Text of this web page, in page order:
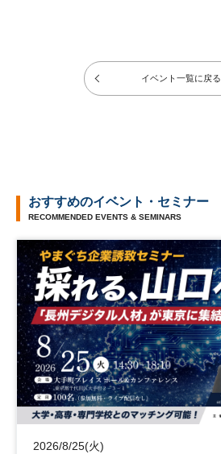
イベント一覧に戻る
おすすめのイベント・セミナー
RECOMMENDED EVENTS & SEMINARS
2026/8/25(火)